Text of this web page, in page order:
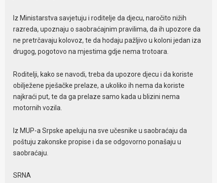
Iz Ministarstva savjetuju i roditelje da djecu, naročito nižih
razreda, upoznaju o saobraćajnim pravilima, da ih upozore da
ne pretrčavaju kolovoz, te da hodaju pažljivo u koloni jedan iza
drugog, pogotovo na mjestima gdje nema trotoara.
Roditelji, kako se navodi, treba da upozore djecu i da koriste
obilježene pješačke prelaze, a ukoliko ih nema da koriste
najkraći put, te da ga prelaze samo kada u blizini nema
motornih vozila.
Iz MUP-a Srpske apeluju na sve učesnike u saobraćaju da
poštuju zakonske propise i da se odgovorno ponašaju u
saobraćaju.
SRNA